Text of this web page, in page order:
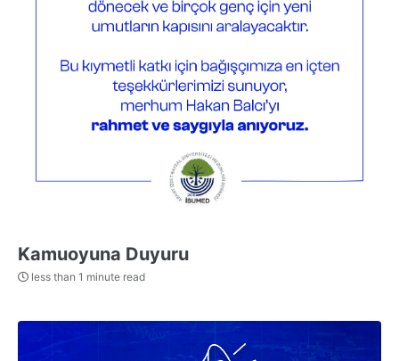
Kamuoyuna Duyuru
less than 1 minute read